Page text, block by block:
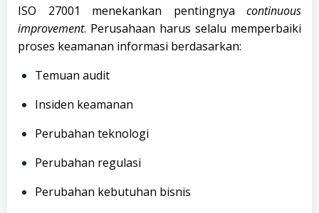
ISO 27001 menekankan pentingnya continuous
improvement. Perusahaan harus selalu memperbaiki
proses keamanan informasi berdasarkan:
Temuan audit
Insiden keamanan
Perubahan teknologi
Perubahan regulasi
Perubahan kebutuhan bisnis